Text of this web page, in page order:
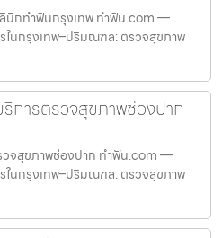
นิกทำฟันกรุงเทพ ทำฟัน.com —
นกรุงเทพ–ปริมณฑล: ตรวจสุขภาพ
การตรวจสุขภาพช่องปาก
วจสุขภาพช่องปาก ทำฟัน.com —
นกรุงเทพ–ปริมณฑล: ตรวจสุขภาพ